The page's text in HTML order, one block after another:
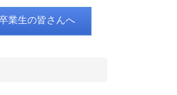
業生の皆さんへ